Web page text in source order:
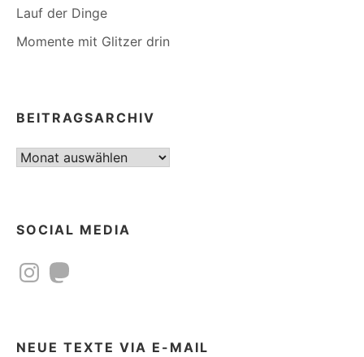
Lauf der Dinge
Momente mit Glitzer drin
BEITRAGSARCHIV
Beitragsarchiv
SOCIAL MEDIA
InstagramMastodon
NEUE TEXTE VIA E-MAIL